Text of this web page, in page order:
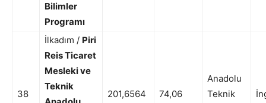
Bilimler
Programı
38
İlkadım / Piri
Reis Ticaret
Mesleki ve
Teknik
201,6564 74,06
Anadolu
Teknik